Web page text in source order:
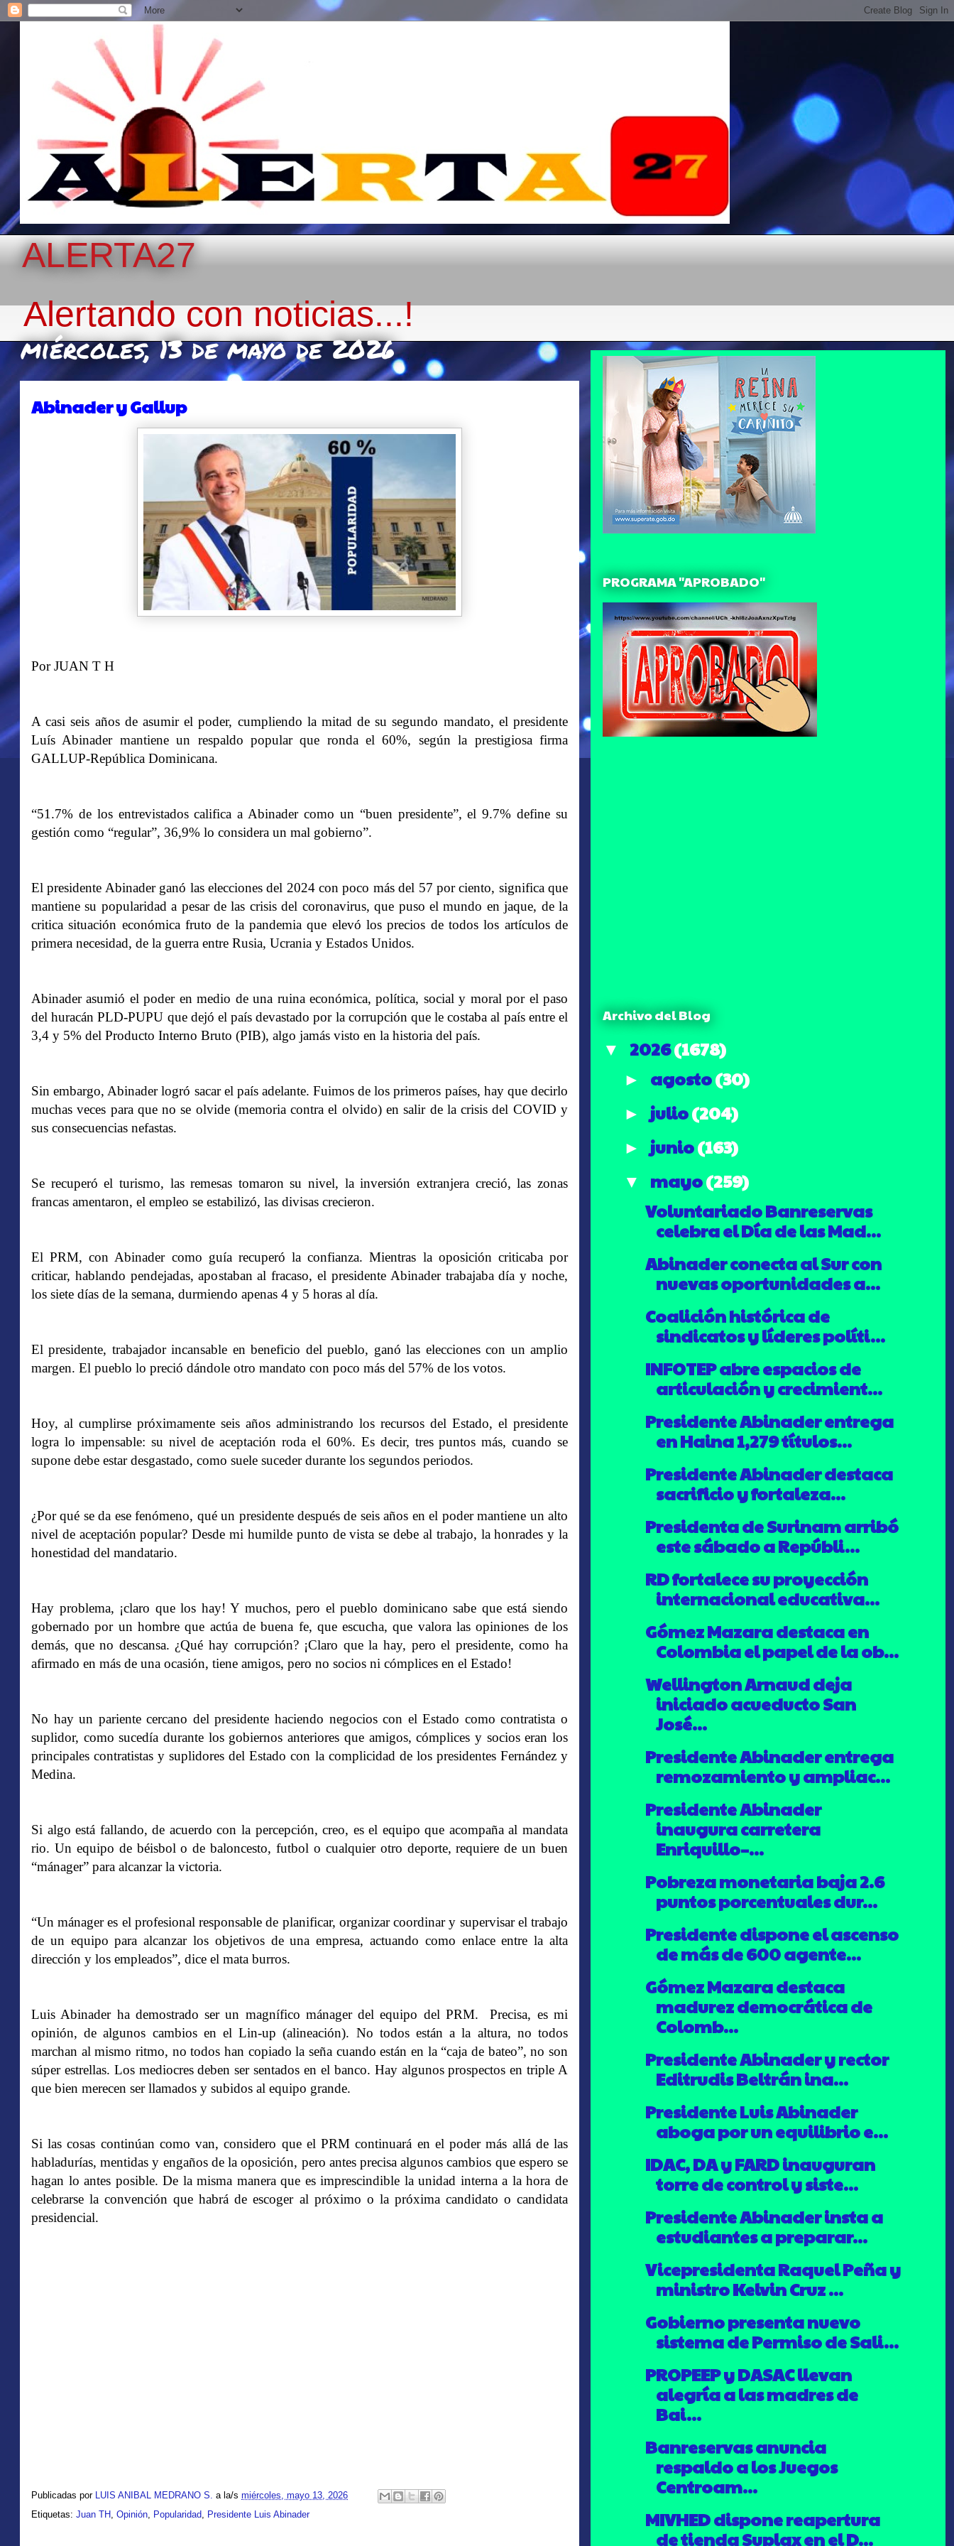
ALERTA27
Alertando con noticias...!
miércoles, 13 de mayo de 2026
Abinader y Gallup
Por JUAN T H
A casi seis años de asumir el poder, cumpliendo la mitad de su segundo mandato, el presidente
Luís Abinader mantiene un respaldo popular que ronda el 60%, según la prestigiosa firma
GALLUP-República Dominicana.
“51.7% de los entrevistados califica a Abinader como un “buen presidente”, el 9.7% define su
gestión como “regular”, 36,9% lo considera un mal gobierno”.
El presidente Abinader ganó las elecciones del 2024 con poco más del 57 por ciento, significa que
mantiene su popularidad a pesar de las crisis del coronavirus, que puso el mundo en jaque, de la
critica situación económica fruto de la pandemia que elevó los precios de todos los artículos de
primera necesidad, de la guerra entre Rusia, Ucrania y Estados Unidos.
Abinader asumió el poder en medio de una ruina económica, política, social y moral por el paso
del huracán PLD-PUPU que dejó el país devastado por la corrupción que le costaba al país entre el
3,4 y 5% del Producto Interno Bruto (PIB), algo jamás visto en la historia del país.
Sin embargo, Abinader logró sacar el país adelante. Fuimos de los primeros países, hay que decirlo
muchas veces para que no se olvide (memoria contra el olvido) en salir de la crisis del COVID y
sus consecuencias nefastas.
Se recuperó el turismo, las remesas tomaron su nivel, la inversión extranjera creció, las zonas
francas amentaron, el empleo se estabilizó, las divisas crecieron.
El PRM, con Abinader como guía recuperó la confianza. Mientras la oposición criticaba por
criticar, hablando pendejadas, apostaban al fracaso, el presidente Abinader trabajaba día y noche,
los siete días de la semana, durmiendo apenas 4 y 5 horas al día.
El presidente, trabajador incansable en beneficio del pueblo, ganó las elecciones con un amplio
margen. El pueblo lo preció dándole otro mandato con poco más del 57% de los votos.
Hoy, al cumplirse próximamente seis años administrando los recursos del Estado, el presidente
logra lo impensable: su nivel de aceptación roda el 60%. Es decir, tres puntos más, cuando se
supone debe estar desgastado, como suele suceder durante los segundos periodos.
¿Por qué se da ese fenómeno, qué un presidente después de seis años en el poder mantiene un alto
nivel de aceptación popular? Desde mi humilde punto de vista se debe al trabajo, la honrades y la
honestidad del mandatario.
Hay problema, ¡claro que los hay! Y muchos, pero el pueblo dominicano sabe que está siendo
gobernado por un hombre que actúa de buena fe, que escucha, que valora las opiniones de los
demás, que no descansa. ¿Qué hay corrupción? ¡Claro que la hay, pero el presidente, como ha
afirmado en más de una ocasión, tiene amigos, pero no socios ni cómplices en el Estado!
No hay un pariente cercano del presidente haciendo negocios con el Estado como contratista o
suplidor, como sucedía durante los gobiernos anteriores que amigos, cómplices y socios eran los
principales contratistas y suplidores del Estado con la complicidad de los presidentes Fernández y
Medina.
Si algo está fallando, de acuerdo con la percepción, creo, es el equipo que acompaña al mandata
rio. Un equipo de béisbol o de baloncesto, futbol o cualquier otro deporte, requiere de un buen
“mánager” para alcanzar la victoria.
“Un mánager es el profesional responsable de planificar, organizar coordinar y supervisar el trabajo
de un equipo para alcanzar los objetivos de una empresa, actuando como enlace entre la alta
dirección y los empleados”, dice el mata burros.
Luis Abinader ha demostrado ser un magnífico mánager del equipo del PRM. Precisa, es mi
opinión, de algunos cambios en el Lin-up (alineación). No todos están a la altura, no todos
marchan al mismo ritmo, no todos han copiado la seña cuando están en la “caja de bateo”, no son
súper estrellas. Los mediocres deben ser sentados en el banco. Hay algunos prospectos en triple A
que bien merecen ser llamados y subidos al equipo grande.
Si las cosas continúan como van, considero que el PRM continuará en el poder más allá de las
habladurías, mentidas y engaños de la oposición, pero antes precisa algunos cambios que espero se
hagan lo antes posible. De la misma manera que es imprescindible la unidad interna a la hora de
celebrarse la convención que habrá de escoger al próximo o la próxima candidato o candidata
presidencial.
Publicadas por LUIS ANIBAL MEDRANO S. a la/s miércoles, mayo 13, 2026
Etiquetas: Juan TH, Opinión, Popularidad, Presidente Luis Abinader
PROGRAMA "APROBADO"
Archivo del Blog
▼ 2026(1678)
► agosto(30)
► julio(204)
► junio(163)
▼ mayo(259)
Voluntariado Banreservas
celebra el Día de las Mad...
Abinader conecta al Sur con
nuevas oportunidades a...
Coalición histórica de
sindicatos y líderes políti...
INFOTEP abre espacios de
articulación y crecimient...
Presidente Abinader entrega
en Haina 1,279 títulos...
Presidente Abinader destaca
sacrificio y fortaleza...
Presidenta de Surinam arribó
este sábado a Repúbli...
RD fortalece su proyección
internacional educativa...
Gómez Mazara destaca en
Colombia el papel de la ob...
Wellington Arnaud deja
iniciado acueducto San
José...
Presidente Abinader entrega
remozamiento y ampliac...
Presidente Abinader
inaugura carretera
Enriquillo–...
Pobreza monetaria baja 2.6
puntos porcentuales dur...
Presidente dispone el ascenso
de más de 600 agente...
Gómez Mazara destaca
madurez democrática de
Colomb...
Presidente Abinader y rector
Editrudis Beltrán ina...
Presidente Luis Abinader
aboga por un equilibrio e...
IDAC, DA y FARD inauguran
torre de control y siste...
Presidente Abinader insta a
estudiantes a preparar...
Vicepresidenta Raquel Peña y
ministro Kelvin Cruz ...
Gobierno presenta nuevo
sistema de Permiso de Sali...
PROPEEP y DASAC llevan
alegría a las madres de
Bai...
Banreservas anuncia
respaldo a los Juegos
Centroam...
MIVHED dispone reapertura
de tienda Suplax en el D...